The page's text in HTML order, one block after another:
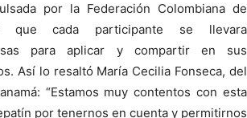
por la Federación Colombiana de
que cada participante se llevara
para aplicar y compartir en sus
Así lo resaltó María Cecilia Fonseca, del
“Estamos muy contentos con esta
por tenernos en cuenta y permitirnos